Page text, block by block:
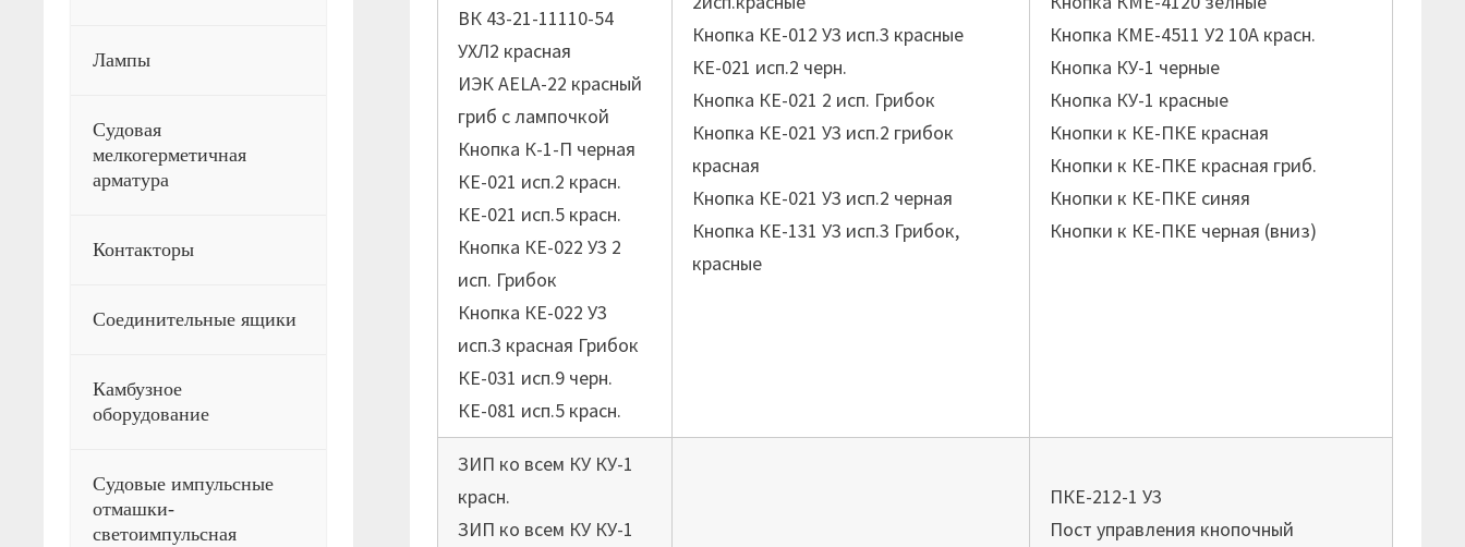
ВК 43-21-11110-54
УХЛ2 красная
ИЭК AELA-22 красный
гриб с лампочкой
Кнопка К-1-П черная
КЕ-021 исп.2 красн.
КЕ-021 исп.5 красн.
Кнопка КЕ-022 У3 2
исп. Грибок
Кнопка КЕ-022 У3
исп.3 красная Грибок
КЕ-031 исп.9 черн.
КЕ-081 исп.5 красн.
Кнопка КЕ-012 У3 исп.3 красные
КЕ-021 исп.2 черн.
Кнопка КЕ-021 2 исп. Грибок
Кнопка КЕ-021 У3 исп.2 грибок
красная
Кнопка КЕ-021 У3 исп.2 черная
Кнопка КЕ-131 У3 исп.3 Грибок,
красные
Кнопка КМЕ-4511 У2 10А красн.
Кнопка КУ-1 черные
Кнопка КУ-1 красные
Кнопки к КЕ-ПКЕ красная
Кнопки к КЕ-ПКЕ красная гриб.
Кнопки к КЕ-ПКЕ синяя
Кнопки к КЕ-ПКЕ черная (вниз)
ЗИП ко всем КУ КУ-1
красн.
ЗИП ко всем КУ КУ-1
ПКЕ-212-1 У3
Пост управления кнопочный
Лампы
Судовая
мелкогерметичная
арматура
Контакторы
Соединительные ящики
Камбузное
оборудование
Судовые импульсные
отмашки-
светоимпульсная